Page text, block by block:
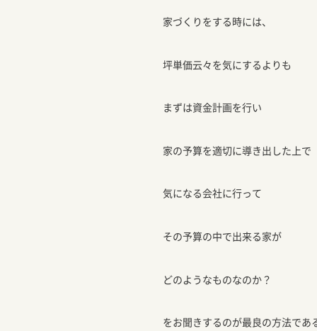
家づくりをする時には、
坪単価云々を気にするよりも
まずは資金計画を行い
家の予算を適切に導き出した上で
気になる会社に行って
その予算の中で出来る家が
どのようなものなのか？
をお聞きするのが最良の方法であ